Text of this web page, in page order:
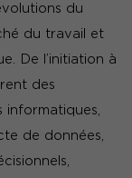
du
du travail et
De l’initiation à
des
informatiques,
de données,